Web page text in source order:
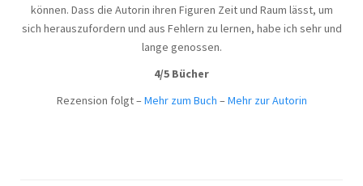
können. Dass die Autorin ihren Figuren Zeit und Raum lässt, um
sich herauszufordern und aus Fehlern zu lernen, habe ich sehr und
lange genossen.
4/5 Bücher
Rezension folgt – Mehr zum Buch – Mehr zur Autorin